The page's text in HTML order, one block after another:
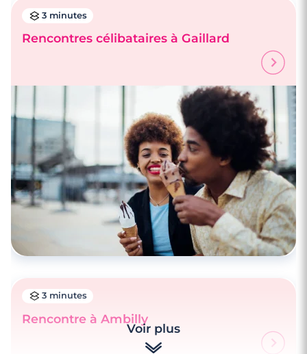
3 minutes
Rencontres célibataires à Gaillard
3 minutes
Rencontre à Ambilly
Voir plus